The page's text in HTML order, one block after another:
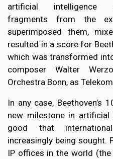
artificial intelligence
fragments from the
superimposed them,
resulted in a score for
which was transformed
composer Walter
Orchestra Bonn, as
In any case, Beethoven’s
new milestone in
good that
increasingly being sought.
IP offices in the world (the